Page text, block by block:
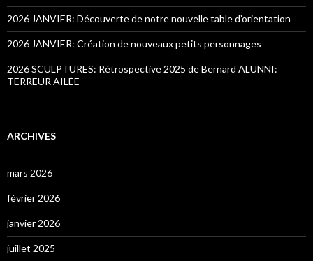
2026 JANVIER: Découverte de notre nouvelle table d’orientation
2026 JANVIER: Création de nouveaux petits personnages
2026 SCULPTURES: Rétrospective 2025 de Bernard ALUNNI:
TERREUR AILÉE
ARCHIVES
mars 2026
février 2026
janvier 2026
juillet 2025